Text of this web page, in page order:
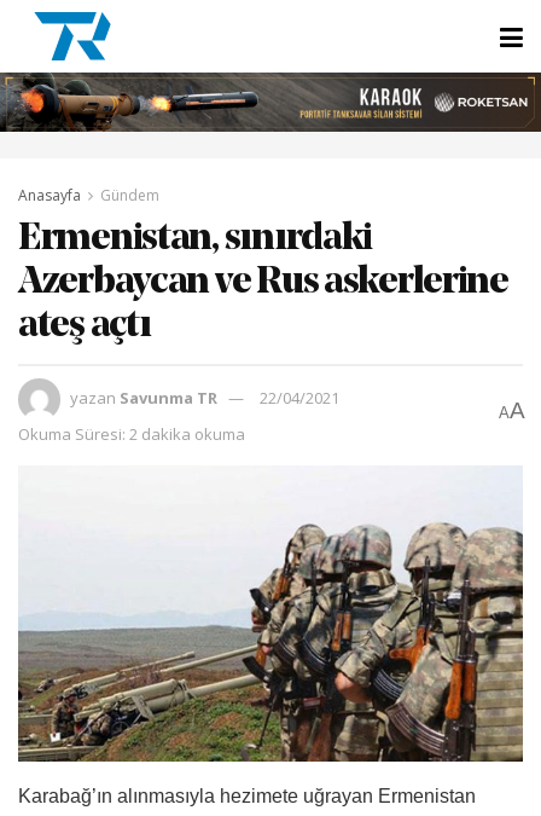
Anasayfa Gündem
Ermenistan, sınırdaki
Azerbaycan ve Rus askerlerine
ateş açtı
yazan Savunma TR
22/04/2021
Okuma Süresi: 2 dakika okuma
AA
Karabağ’ın alınmasıyla hezimete uğrayan Ermenistan